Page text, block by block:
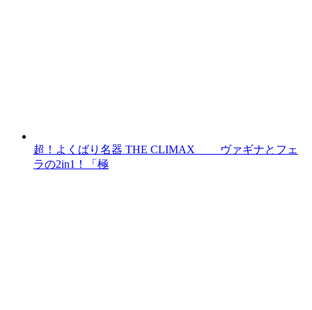
超！よくばり名器 THE CLIMAX ヴァギナとフェ
ラの2in1！「極